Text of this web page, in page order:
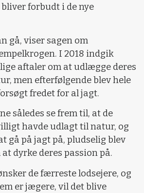
forbudt i de nye
gå, viser sagen om
I 2018 indgik
aftaler om at udlægge deres
men efterfølgende blev hele
fredet for al jagt.
således se frem til, at de
havde udlagt til natur, og
gå på jagt på, pludselig blev
dyrke deres passion på.
de færreste lodsejere, og
er jægere, vil det blive